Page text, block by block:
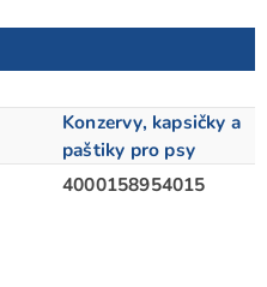
Konzervy, kapsičky a
paštiky pro psy
4000158954015